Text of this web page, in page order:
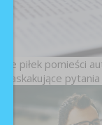
Ile piłek pomieści
zaskakujące pytania